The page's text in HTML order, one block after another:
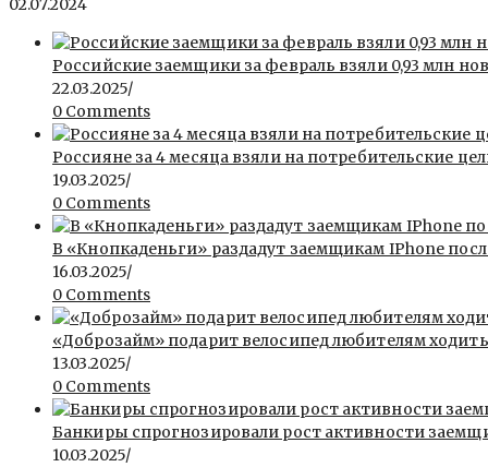
02.07.2024
Российские заемщики за февраль взяли 0,93 млн
22.03.2025/
0 Comments
Россияне за 4 месяца взяли на потребительские
19.03.2025/
0 Comments
В «Кнопкаденьги» раздадут заемщикам IPhone
16.03.2025/
0 Comments
«Доброзайм» подарит велосипед любителям
13.03.2025/
0 Comments
Банкиры спрогнозировали рост активности
10.03.2025/